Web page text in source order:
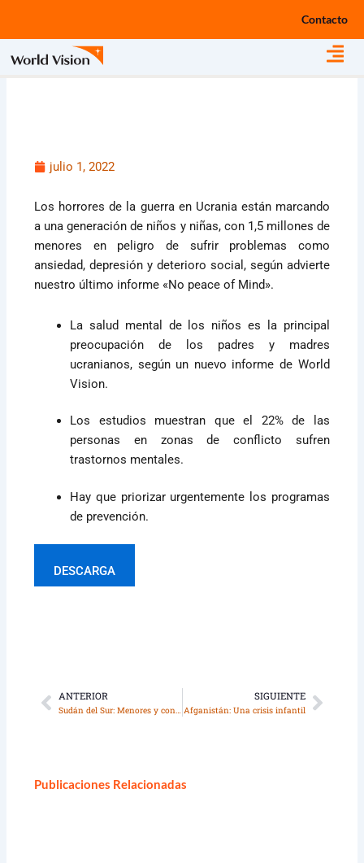
Contacto
julio 1, 2022
Los horrores de la guerra en Ucrania están marcando
a una generación de niños y niñas, con 1,5 millones de
menores en peligro de sufrir problemas como
ansiedad, depresión y deterioro social, según advierte
nuestro último informe «No peace of Mind».
La salud mental de los niños es la principal
preocupación de los padres y madres
ucranianos, según un nuevo informe de World
Vision.
Los estudios muestran que el 22% de las
personas en zonas de conflicto sufren
trastornos mentales.
Hay que priorizar urgentemente los programas
de prevención.
DESCARGA
AntANTERIOR
Sudán del Sur: Menores y conflicto armado
SIGUIENTE
Afganistán: Una crisis infantil
Publicaciones Relacionadas